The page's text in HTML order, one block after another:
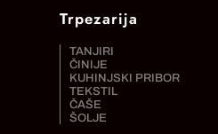
Trpezarija
TANJIRI
ČINIJE
KUHINJSKI PRIBOR
TEKSTIL
ČAŠE
ŠOLJE